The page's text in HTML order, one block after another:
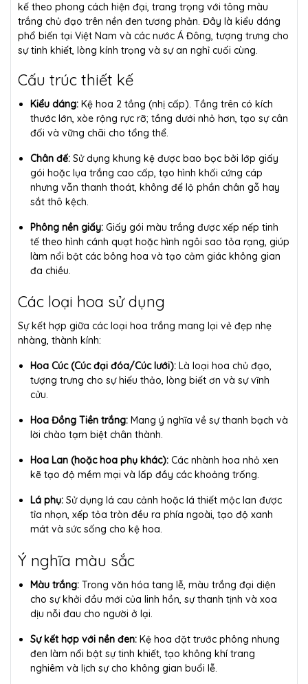
kế theo phong cách hiện đại, trang trọng với tông màu
trắng chủ đạo trên nền đen tương phản. Đây là kiểu dáng
phổ biến tại Việt Nam và các nước Á Đông, tượng trưng cho
sự tinh khiết, lòng kính trọng và sự an nghỉ cuối cùng.
Cấu trúc thiết kế
Kiểu dáng: Kệ hoa 2 tầng (nhị cấp). Tầng trên có kích
thước lớn, xòe rộng rực rỡ; tầng dưới nhỏ hơn, tạo sự cân
đối và vững chãi cho tổng thể.
Chân đế: Sử dụng khung kệ được bao bọc bởi lớp giấy
gói hoặc lụa trắng cao cấp, tạo hình khối cứng cáp
nhưng vẫn thanh thoát, không để lộ phần chân gỗ hay
sắt thô kệch.
Phông nền giấy: Giấy gói màu trắng được xếp nếp tinh
tế theo hình cánh quạt hoặc hình ngôi sao tỏa rạng, giúp
làm nổi bật các bông hoa và tạo cảm giác không gian
đa chiều.
Các loại hoa sử dụng
Sự kết hợp giữa các loại hoa trắng mang lại vẻ đẹp nhẹ
nhàng, thành kính:
Hoa Cúc (Cúc đại đóa/Cúc lưới): Là loại hoa chủ đạo,
tượng trưng cho sự hiếu thảo, lòng biết ơn và sự vĩnh
cửu.
Hoa Đồng Tiền trắng: Mang ý nghĩa về sự thanh bạch và
lời chào tạm biệt chân thành.
Hoa Lan (hoặc hoa phụ khác): Các nhành hoa nhỏ xen
kẽ tạo độ mềm mại và lấp đầy các khoảng trống.
Lá phụ: Sử dụng lá cau cảnh hoặc lá thiết mộc lan được
tỉa nhọn, xếp tỏa tròn đều ra phía ngoài, tạo độ xanh
mát và sức sống cho kệ hoa.
Ý nghĩa màu sắc
Màu trắng: Trong văn hóa tang lễ, màu trắng đại diện
cho sự khởi đầu mới của linh hồn, sự thanh tịnh và xoa
dịu nỗi đau cho người ở lại.
Sự kết hợp với nền đen: Kệ hoa đặt trước phông nhung
đen làm nổi bật sự tinh khiết, tạo không khí trang
nghiêm và lịch sự cho không gian buổi lễ.